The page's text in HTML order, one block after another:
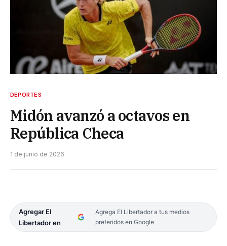
DEPORTES
Midón avanzó a octavos en
República Checa
1 de junio de 2026
Agregar El
Libertador en
Agrega El Libertador a tus medios
preferidos en Google